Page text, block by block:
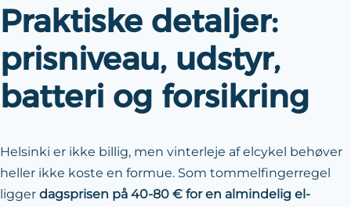
Praktiske detaljer:
prisniveau, udstyr,
batteri og forsikring
Helsinki er ikke billig, men vinterleje af elcykel behøver
heller ikke koste en formue. Som tommelfingerregel
ligger dagsprisen på 40-80 € for en almindelig el-